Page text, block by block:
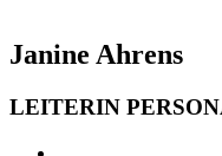
Janine Ahrens
LEITERIN